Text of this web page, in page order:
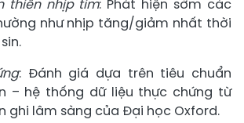
thiên nhịp tim: Phát hiện sớm các
như nhịp tăng/giảm nhất thời
: Đánh giá dựa trên tiêu chuẩn
– hệ thống dữ liệu thực chứng từ
ghi lâm sàng của Đại học Oxford.